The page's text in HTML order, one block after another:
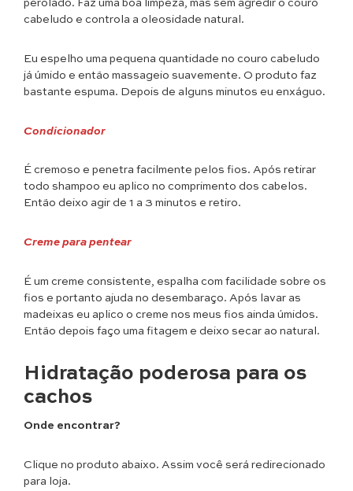
perolado. Faz uma boa limpeza, mas sem agredir o couro
cabeludo e controla a oleosidade natural.
Eu espelho uma pequena quantidade no couro cabeludo
já úmido e então massageio suavemente. O produto faz
bastante espuma. Depois de alguns minutos eu enxáguo.
Condicionador
É cremoso e penetra facilmente pelos fios. Após retirar
todo shampoo eu aplico no comprimento dos cabelos.
Então deixo agir de 1 a 3 minutos e retiro.
Creme para pentear
É um creme consistente, espalha com facilidade sobre os
fios e portanto ajuda no desembaraço. Após lavar as
madeixas eu aplico o creme nos meus fios ainda úmidos.
Então depois faço uma fitagem e deixo secar ao natural.
Hidratação poderosa para os
cachos
Onde encontrar?
Clique no produto abaixo. Assim você será redirecionado
para loja.